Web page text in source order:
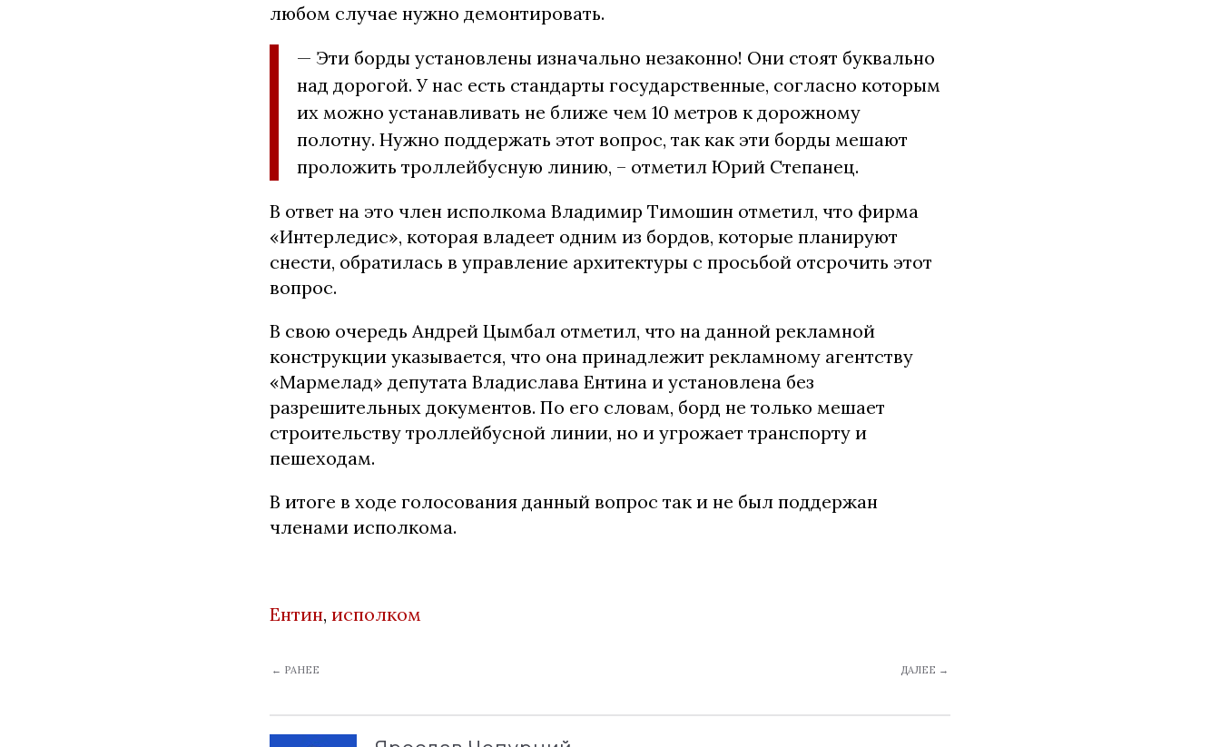
любом случае нужно демонтировать.
— Эти борды установлены изначально незаконно! Они стоят буквально
над дорогой. У нас есть стандарты государственные, согласно которым
их можно устанавливать не ближе чем 10 метров к дорожному
полотну. Нужно поддержать этот вопрос, так как эти борды мешают
проложить троллейбусную линию, – отметил Юрий Степанец.
В ответ на это член исполкома Владимир Тимошин отметил, что фирма
«Интерледис», которая владеет одним из бордов, которые планируют
снести, обратилась в управление архитектуры с просьбой отсрочить этот
вопрос.
В свою очередь Андрей Цымбал отметил, что на данной рекламной
конструкции указывается, что она принадлежит рекламному агентству
«Мармелад» депутата Владислава Ентина и установлена без
разрешительных документов. По его словам, борд не только мешает
строительству троллейбусной линии, но и угрожает транспорту и
пешеходам.
В итоге в ходе голосования данный вопрос так и не был поддержан
членами исполкома.
Ентин, исполком
← РАНЕЕ ДАЛЕЕ →